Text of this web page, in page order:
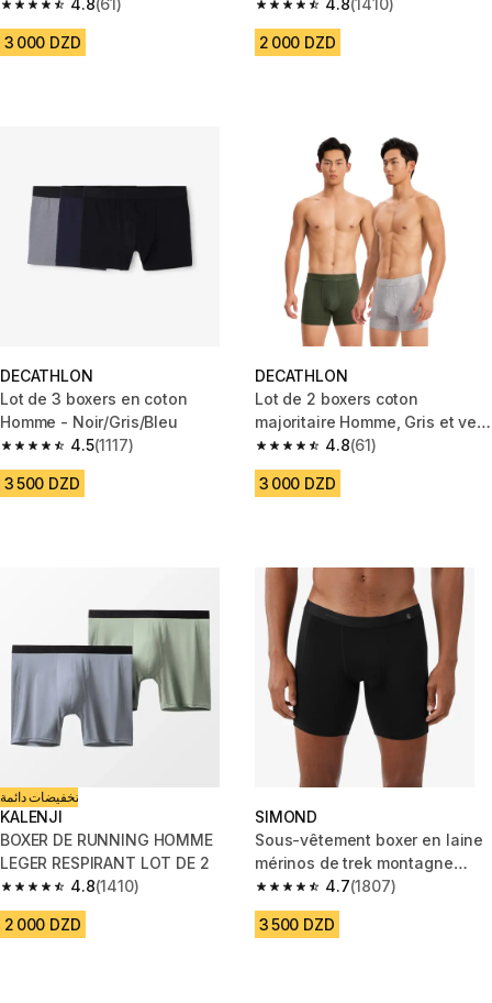
Kaki 4.8
4.8 out of 5 stars from 61 reviews
(61)
3 000 DZD
4.8
4.8 out of 5 stars from 1410
(1410)
2 000 DZD
DECATHLON
Lot de 3 boxers en coton
Homme - Noir/Gris/Bleu
4.5
4.5 out of 5 stars from 1117 reviews
(1117)
3 500 DZD
DECATHLON
Lot de 2 boxers coton
majoritaire Homme, Gris et vert
Kaki
4.8
4.8 out of 5 stars from 61
(61)
3 000 DZD
تخفيضات دائمة
KALENJI
BOXER DE RUNNING HOMME
LEGER RESPIRANT LOT DE 2
4.8
4.8 out of 5 stars from 1410 reviews
(1410)
2 000 DZD
SIMOND
Sous-vêtement boxer en laine
mérinos de trek montagne
mt500 - homme
4.7
4.7 out of 5 stars from 1807
(1807)
3 500 DZD